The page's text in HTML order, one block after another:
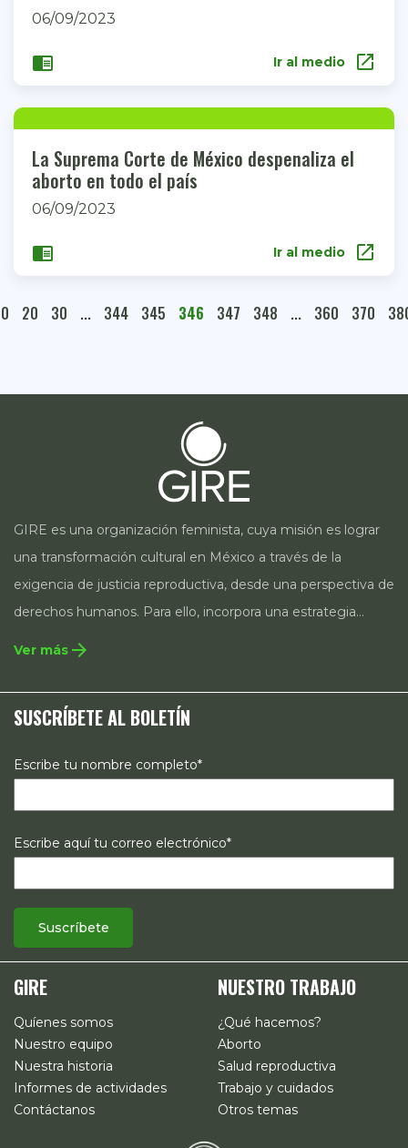
06/09/2023
chrome_reader_mode Ir al medio open_in_new
La Suprema Corte de México despenaliza el
aborto en todo el país
06/09/2023
chrome_reader_mode Ir al medio open_in_new
20 30 ... 344 345 346 347 348 ... 360 370
GIRE es una organización feminista, cuya misión es lograr
una transformación cultural en México a través de la
exigencia de justicia reproductiva, desde una perspectiva de
derechos humanos. Para ello, incorpora una estrategia
integral que contempla la incidencia en legislación y
estrategias de comunicación e investigación sobre el
estado de los derechos reproductivos en México.
Ver más arrow_forward
SUSCRÍBETE AL BOLETÍN
Escribe tu nombre completo*
Escribe aquí tu correo electrónico*
GIRE
Quíenes somos
Nuestro equipo
Nuestra historia
Informes de actividades
Contáctanos
NUESTRO TRABAJO
¿Qué hacemos?
Aborto
Salud reproductiva
Trabajo y cuidados
Otros temas